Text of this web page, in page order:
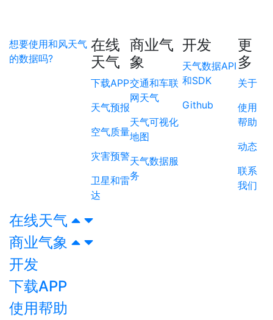
想要使用和风天气
的数据吗?
在线
天气
下载APP
天气预报
空气质量
灾害预警
卫星和雷
达
商业气
象
交通和车联
网天气
天气可视化
地图
天气数据服
务
开发
天气数据API
和SDK
Github
更
多
关于
使用
帮助
动态
联系
我们
在线天气
商业气象
开发
下载APP
使用帮助